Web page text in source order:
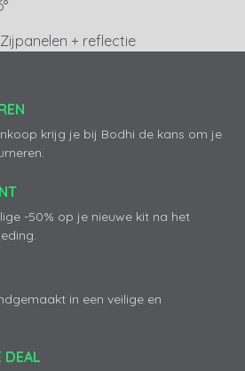
+ reflectie
krijg je bij Bodhi de kans om je
-50% op je nieuwe kit na het
in een veilige en
DEAL